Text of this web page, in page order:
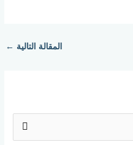
المقالة التالية ←